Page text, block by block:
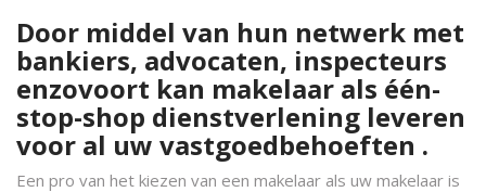
Door middel van hun netwerk met
bankiers, advocaten, inspecteurs
enzovoort kan makelaar als één-
stop-shop dienstverlening leveren
voor al uw vastgoedbehoeften .
Een pro van het kiezen van een makelaar als uw makelaar is